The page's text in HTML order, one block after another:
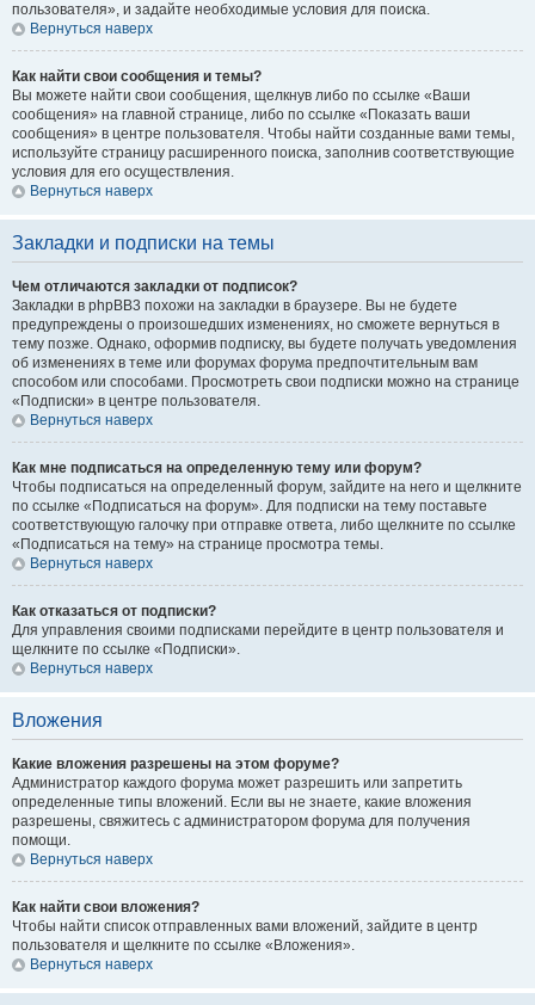
пользователя», и задайте необходимые условия для поиска.
Вернуться наверх
Как найти свои сообщения и темы?
Вы можете найти свои сообщения, щелкнув либо по ссылке «Ваши
сообщения» на главной странице, либо по ссылке «Показать ваши
сообщения» в центре пользователя. Чтобы найти созданные вами темы,
используйте страницу расширенного поиска, заполнив соответствующие
условия для его осуществления.
Вернуться наверх
Закладки и подписки на темы
Чем отличаются закладки от подписок?
Закладки в phpBB3 похожи на закладки в браузере. Вы не будете
предупреждены о произошедших изменениях, но сможете вернуться в
тему позже. Однако, оформив подписку, вы будете получать уведомления
об изменениях в теме или форумах форума предпочтительным вам
способом или способами. Просмотреть свои подписки можно на странице
«Подписки» в центре пользователя.
Вернуться наверх
Как мне подписаться на определенную тему или форум?
Чтобы подписаться на определенный форум, зайдите на него и щелкните
по ссылке «Подписаться на форум». Для подписки на тему поставьте
соответствующую галочку при отправке ответа, либо щелкните по ссылке
«Подписаться на тему» на странице просмотра темы.
Вернуться наверх
Как отказаться от подписки?
Для управления своими подписками перейдите в центр пользователя и
щелкните по ссылке «Подписки».
Вернуться наверх
Вложения
Какие вложения разрешены на этом форуме?
Администратор каждого форума может разрешить или запретить
определенные типы вложений. Если вы не знаете, какие вложения
разрешены, свяжитесь с администратором форума для получения
помощи.
Вернуться наверх
Как найти свои вложения?
Чтобы найти список отправленных вами вложений, зайдите в центр
пользователя и щелкните по ссылке «Вложения».
Вернуться наверх